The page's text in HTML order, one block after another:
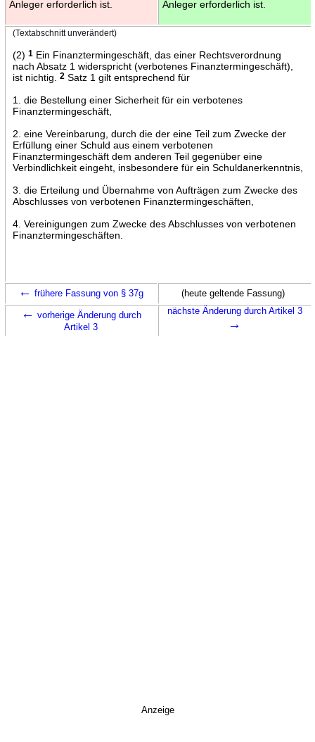
Anleger erforderlich ist.
Anleger erforderlich ist.
(Textabschnitt unverändert)
(2) 1Ein Finanztermingeschäft, das einer Rechtsverordnung
nach Absatz 1 widerspricht (verbotenes Finanztermingeschäft),
ist nichtig.
2Satz 1 gilt entsprechend für
1. die Bestellung einer Sicherheit für ein verbotenes
Finanztermingeschäft,
2. eine Vereinbarung, durch die der eine Teil zum Zwecke der
Erfüllung einer Schuld aus einem verbotenen
Finanztermingeschäft dem anderen Teil gegenüber eine
Verbindlichkeit eingeht, insbesondere für ein Schuldanerkenntnis,
3. die Erteilung und Übernahme von Aufträgen zum Zwecke des
Abschlusses von verbotenen Finanztermingeschäften,
4. Vereinigungen zum Zwecke des Abschlusses von verbotenen
Finanztermingeschäften.
← frühere Fassung von § 37g (heute geltende Fassung)
← vorherige Änderung durch
Artikel 3
nächste Änderung durch Artikel 3
→
Anzeige